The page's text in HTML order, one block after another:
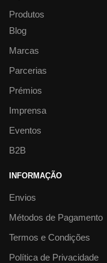
Produtos
Blog
Marcas
Parcerias
Prémios
Imprensa
Eventos
B2B
INFORMAÇÃO
Envios
Métodos de Pagamento
Termos e Condições
Política de Privacidade